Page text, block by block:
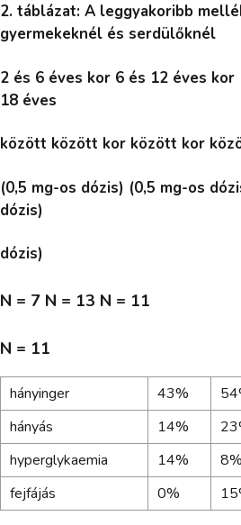
2. táblázat: A leggyakoribb
gyermekeknél és serdülőknél
2 és 6 éves kor 6 és 12 éves kor
18 éves
között között kor között kor
(0,5 mg-os dózis) (0,5 mg-os
dózis)
dózis)
N = 7 N = 13 N = 11
N = 11
hányinger 43%
hányás
14%
hyperglykaemia
14% 8%
fejfájás
0%